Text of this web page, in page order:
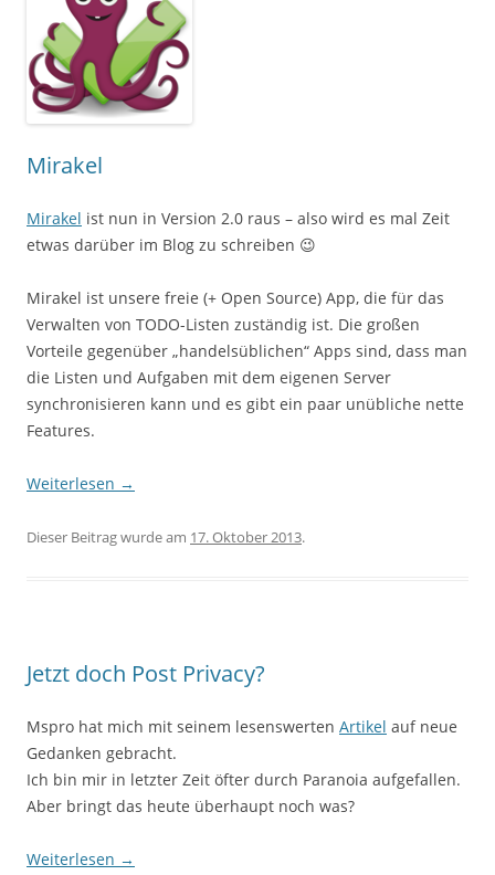
Mirakel
Mirakel ist nun in Version 2.0 raus – also wird es mal Zeit
etwas darüber im Blog zu schreiben 😉
Mirakel ist unsere freie (+ Open Source) App, die für das
Verwalten von TODO-Listen zuständig ist. Die großen
Vorteile gegenüber „handelsüblichen“ Apps sind, dass man
die Listen und Aufgaben mit dem eigenen Server
synchronisieren kann und es gibt ein paar unübliche nette
Features.
Weiterlesen →
Dieser Beitrag wurde am 17. Oktober 2013.
Jetzt doch Post Privacy?
Mspro hat mich mit seinem lesenswerten Artikel auf neue
Gedanken gebracht.
Ich bin mir in letzter Zeit öfter durch Paranoia aufgefallen.
Aber bringt das heute überhaupt noch was?
Weiterlesen →